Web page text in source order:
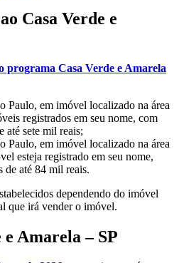
Casa Verde e
programa Casa Verde e Amarela
Paulo, em imóvel localizado na área
registrados em seu nome, com
até sete mil reais;
Paulo, em imóvel localizado na área
esteja registrado em seu nome,
de até 84 mil reais.
dependendo do imóvel
que irá vender o imóvel.
e Amarela – SP